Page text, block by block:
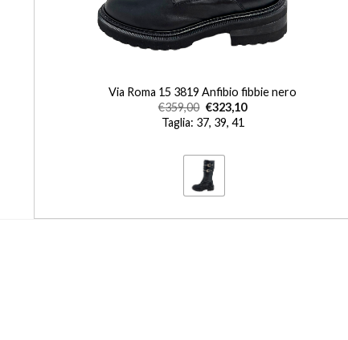
Via Roma 15 3819 Anfibio fibbie nero
€359,00 €323,10
Taglia: 37, 39, 41